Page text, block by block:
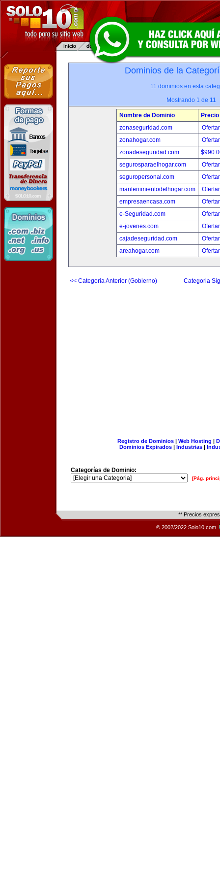
Dominios de la
11 dominios en esta
Mostrando 1 de 11
Nombre de Dominio
Precio
zonaseguridad.com
zonahogar.com
zonadeseguridad.com
segurosparaelhogar.com
seguropersonal.com
mantenimientodelhogar.com
empresaencasa.com
e-Seguridad.com
e-jovenes.com
cajadeseguridad.com
areahogar.com
<< Categoria Anterior (Gobierno) Categoria
Registro de Dominios| Web Hosting |
Dominios Expirados | Industrias |
Categorías de Dominio:
[Pág.
** Precios
© 2002/2022 Solo10.com